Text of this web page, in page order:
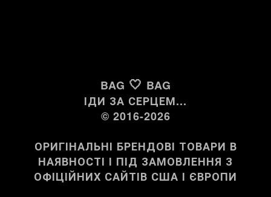
BAG 🤍 BAG
ІДИ ЗА СЕРЦЕМ...
© 2016-2026
ОРИГІНАЛЬНІ БРЕНДОВІ ТОВАРИ В
НАЯВНОСТІ І ПІД ЗАМОВЛЕННЯ З
ОФІЦІЙНИХ САЙТІВ США І ЄВРОПИ